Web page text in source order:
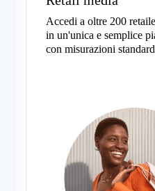
Accedi a oltre 200
in un'unica e semplice
con misurazioni